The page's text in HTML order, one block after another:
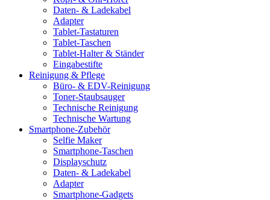
Daten- & Ladekabel
Adapter
Tablet-Tastaturen
Tablet-Taschen
Tablet-Halter & Ständer
Eingabestifte
Reinigung & Pflege
Büro- & EDV-Reinigung
Toner-Staubsauger
Technische Reinigung
Technische Wartung
Smartphone-Zubehör
Selfie Maker
Smartphone-Taschen
Displayschutz
Daten- & Ladekabel
Adapter
Smartphone-Gadgets